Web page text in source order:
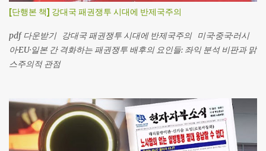
[단행본 책] 강대국 패권쟁투 시대에 반제국주의
pdf 다운받기 강대국 패권쟁투 시대에 반제국주의 미국·중국·러시
아·EU·일본 간 격화하는 패권쟁투 배후의 요인들: 좌익 분석 비판과 맑
스주의적 관점